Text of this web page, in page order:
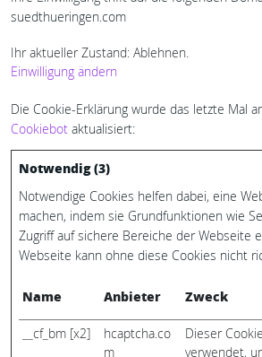
suedthueringen.com
Ihr aktueller Zustand: Ablehnen.
Einwilligung ändern
Die Cookie-Erklärung wurde das letzte Mal
Cookiebot aktualisiert:
Notwendig (3)
Notwendige Cookies helfen dabei, eine
machen, indem sie Grundfunktionen wie
Zugriff auf sichere Bereiche der Webseite
Webseite kann ohne diese Cookies nicht
Name Anbieter Zweck
__cf_bm [x2]
hcaptcha.co
m
Dieser
verwendet,